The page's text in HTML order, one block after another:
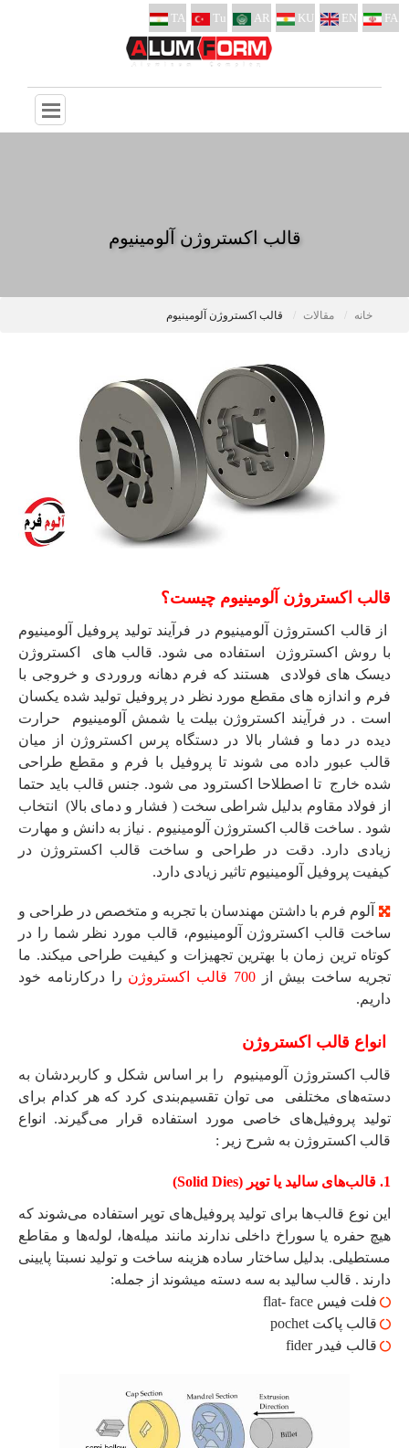
FA
EN
KU
AR
Tu
TA
قالب اکستروژن آلومینیوم
خانه مقالات قالب اکستروژن آلومینیوم
قالب اکستروژن آلومینیوم چیست؟
از قالب اکستروژن آلومینیوم در فرآیند تولید پروفیل آلومینیوم
با روش اکستروژن استفاده می شود. قالب های اکستروژن
دیسک های فولادی هستند که فرم دهانه وروردی و خروجی با
فرم و اندازه های مقطع مورد نظر در پروفیل تولید شده یکسان
است . در فرآیند اکستروژن بیلت یا شمش آلومینیوم حرارت
دیده در دما و فشار بالا در دستگاه پرس اکستروژن از میان
قالب عبور داده می شوند تا پروفیل با فرم و مقطع طراحی
شده خارج تا اصطلاحا اکسترود می شود. جنس قالب باید حتما
از فولاد مقاوم بدلیل شراطی سخت ( فشار و دمای بالا) انتخاب
شود . ساخت قالب اکستروژن آلومینیوم . نیاز به دانش و مهارت
زیادی دارد. دقت در طراحی و ساخت قالب اکستروژن در
کیفیت پروفیل آلومینیوم تاثیر زیادی دارد.
آلوم فرم با داشتن مهندسان با تجربه و متخصص در طراحی و
ساخت قالب اکستروژن آلومینیوم، قالب مورد نظر شما را در
کوتاه ترین زمان با بهترین تجهیزات و کیفیت طراحی میکند. ما
تجریه ساخت بیش از700 قالب اکستروژن
را درکارنامه خود
داریم.
انواع قالب اکستروژن
قالب‌ اکستروژن آلومینیوم را بر اساس شکل و کاربردشان به
دسته‌های مختلفی می توان تقسیم‌بندی کرد که هر کدام برای
تولید پروفیل‌های خاصی مورد استفاده قرار می‌گیرند. انواع
قالب اکستروژن به شرح زیر :
1. قالب‌های سالید یا توپر (Solid Dies)
این نوع قالب‌ها برای تولید پروفیل‌های توپر استفاده می‌شوند که
هیچ حفره یا سوراخ داخلی ندارند مانند میله‌ها، لوله‌ها و مقاطع
مستطیلی. بدلیل ساختار ساده هزینه ساخت و تولید نسبتا پایینی
دارند . قالب سالید به سه دسته میشوند از جمله:
فلت فیس flat- face
قالب پاکت pochet
قالب فیدر fider